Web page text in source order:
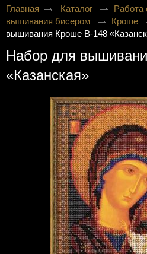
Главная Каталог Работа
вышивания бисером
Кроше
вышивания Кроше В-148
Набор для
«Казанская»